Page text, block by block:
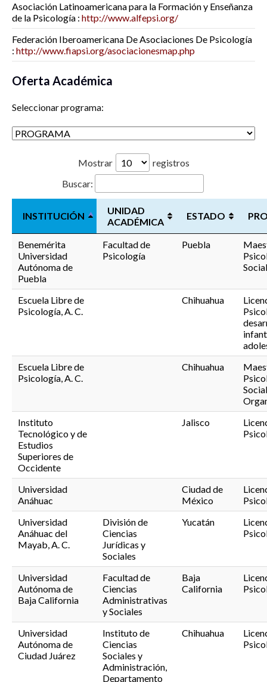
Asociación Latinoamericana para la Formación y Enseñanza
de la Psicología : http://www.alfepsi.org/
Federación Iberoamericana De Asociaciones De Psicología
: http://www.fiapsi.org/asociacionesmap.php
Oferta Académica
Seleccionar programa:
Mostrar
registros
Buscar:
INSTITUCIÓN
UNIDAD
ACADÉMICA
ESTADO
Benemérita
Universidad
Autónoma de
Puebla
Facultad de
Psicología
Puebla
Social
Escuela Libre de
Psicología, A. C.
Chihuahua
Escuela Libre de
Psicología, A. C.
Chihuahua
Instituto
Tecnológico y de
Estudios
Superiores de
Occidente
Jalisco
Universidad
Anáhuac
Ciudad de
México
Universidad
Anáhuac del
Mayab, A. C.
División de
Ciencias
Jurídicas y
Sociales
Yucatán
Universidad
Autónoma de
Baja California
Facultad de
Ciencias
Administrativas
y Sociales
Baja
California
Universidad
Autónoma de
Ciudad Juárez
Instituto de
Ciencias
Sociales y
Administración,
Departamento
Chihuahua